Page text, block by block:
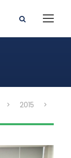
> 2015 >